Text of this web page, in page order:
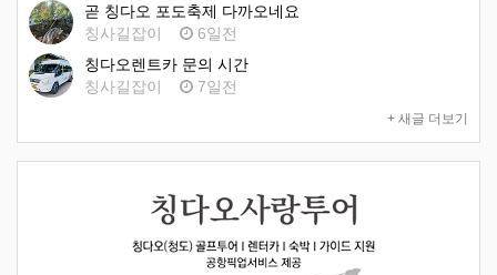
곧 칭다오 포도축제 다까오네요
칭사길잡이
6일전
칭다오렌트카 문의 시간
칭사길잡이
7일전
+ 새글 더보기